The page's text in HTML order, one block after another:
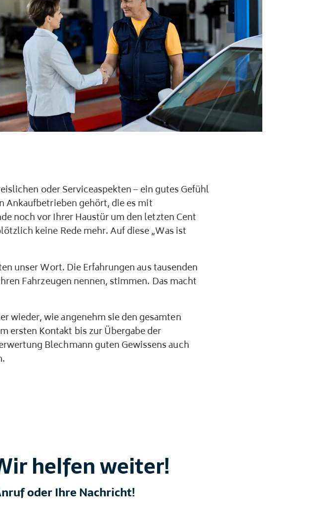
oder Serviceaspekten – ein gutes Gefühl
Ankaufbetrieben gehört, die es mit
noch vor Ihrer Haustür um den letzten Cent
keine Rede mehr. Auf diese „Was ist
unser Wort. Die Erfahrungen aus tausenden
Fahrzeugen nennen, stimmen. Das macht
wieder, wie angenehm sie den gesamten
ersten Kontakt bis zur Übergabe der
Blechmann guten Gewissens auch
helfen weiter!
oder Ihre Nachricht!